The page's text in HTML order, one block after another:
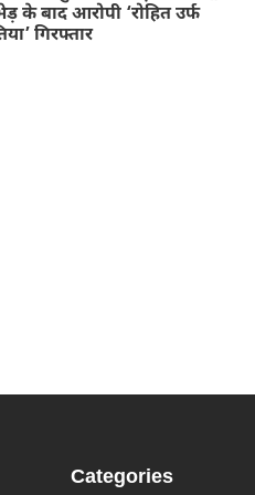
के बाद आरोपी ‘रोहित उर्फ
गिरफ्तार
Categories